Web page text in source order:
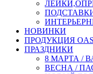
НОВИНКИ
ПРОДУКЦИЯ
ПРАЗДНИКИ
8 МАРТА /
ВЕСНА /